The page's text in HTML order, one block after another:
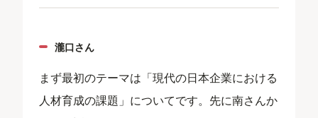
瀧口さん
まず最初のテーマは「現代の日本企業における
人材育成の課題」についてです。先に南さんか